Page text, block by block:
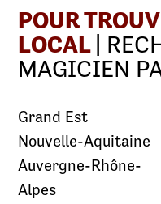
POUR
LOCAL |
MAGICIEN
Grand Est
Nouvelle-Aquitaine
Auvergne-Rhône-
Alpes